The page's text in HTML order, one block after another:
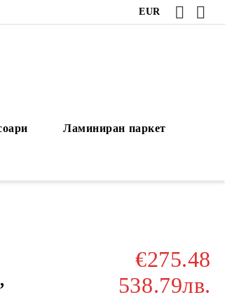
EUR
Ламиниран паркет
€275.48
538.79лв.